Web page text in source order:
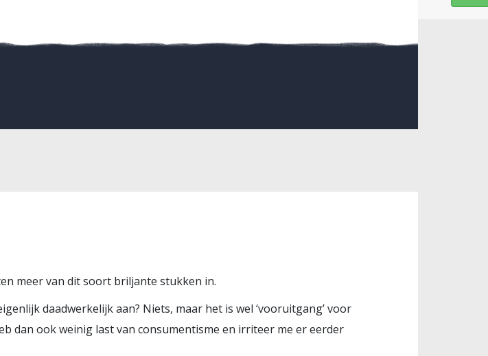
meer van dit soort briljante stukken in.
daadwerkelijk aan? Niets, maar het is wel ‘vooruitgang’ voor
dan ook weinig last van consumentisme en irriteer me er eerder